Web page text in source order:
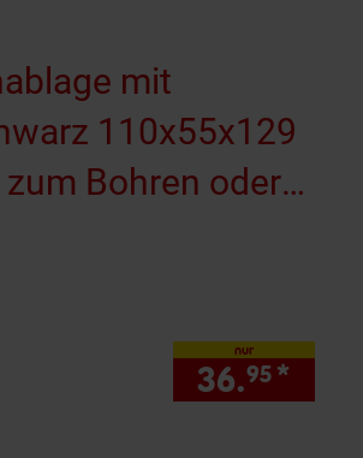
mit
110x55x129
Bohren oder
nur
36.95 *